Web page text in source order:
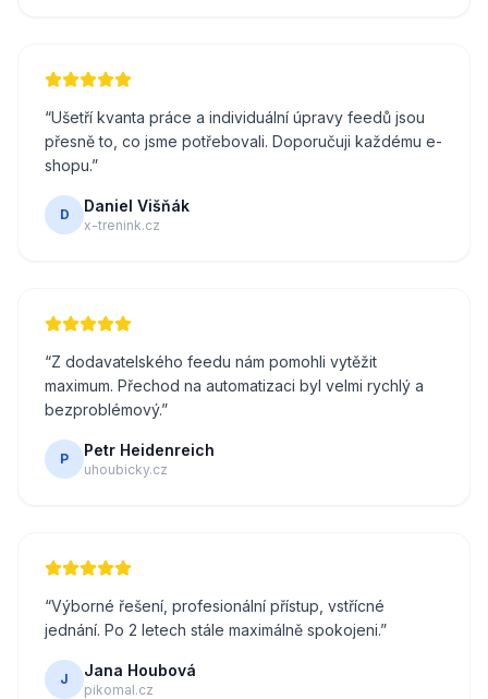
“Ušetří kvanta práce a individuální úpravy feedů jsou
přesně to, co jsme potřebovali. Doporučuji každému e-
shopu.”
D Daniel Višňák
x-trenink.cz
“Z dodavatelského feedu nám pomohli vytěžit
maximum. Přechod na automatizaci byl velmi rychlý a
bezproblémový.”
P Petr Heidenreich
uhoubicky.cz
“Výborné řešení, profesionální přístup, vstřícné
jednání. Po 2 letech stále maximálně spokojeni.”
J Jana Houbová
pikomal.cz